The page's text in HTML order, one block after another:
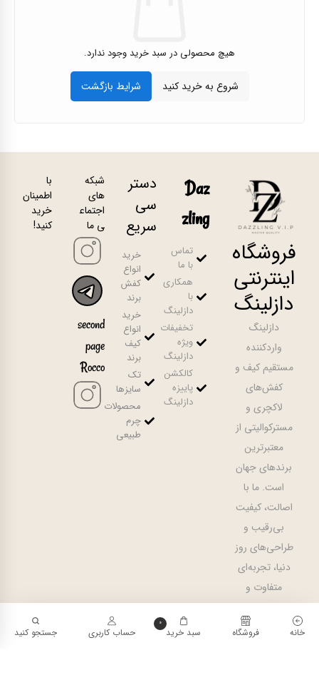
هیچ محصولی در سبد خرید وجود ندارد.
فروشگاه
اینترنتی
دازلینگ
دازلینگ
واردکننده
مستقیم کیف و
کفش‌های
لاکچری و
مسترکوالیتی از
معتبرترین
برندهای جهان
است. ما با
اصالت، کیفیت
بی‌رقیب و
طراحی‌های روز
دنیا، تجربه‌ای
متفاوت و
شایسته از خرید
لوکس را برای
Daz
zling
تماس
با ما
همکاری
با
دازلینگ
تخفیفات
ویژه
دازلینگ
کالکشن
پاییزه
دازلینگ
دستر
سی
سریع
خرید
انواع
کفش
برند
خرید
انواع
کیف
برند
تک
سایزها
محصولات
چرم
طبیعی
شبکه
های
اجتماع
ی ما
second
page
Rocco
با
اطمینان
خرید
کنید!
خانه فروشگاه
0
سبد خرید حساب کاربری جستجو کنید